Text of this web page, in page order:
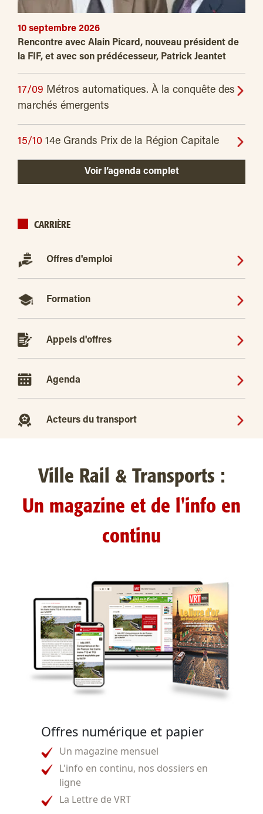
10 septembre 2026
Rencontre avec Alain Picard, nouveau président de
la FIF, et avec son prédécesseur, Patrick Jeantet
17/09 Métros automatiques. À la conquête des
marchés émergents
15/10 14e Grands Prix de la Région Capitale
Voir l’agenda complet
CARRIÈRE
Offres d'emploi
Formation
Appels d'offres
Agenda
Acteurs du transport
Ville Rail & Transports :
Un magazine et de l'info en
continu
Offres numérique et papier
Un magazine mensuel
L'info en continu, nos dossiers en
ligne
La Lettre de VRT